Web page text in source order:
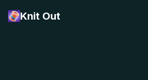
Knit Out